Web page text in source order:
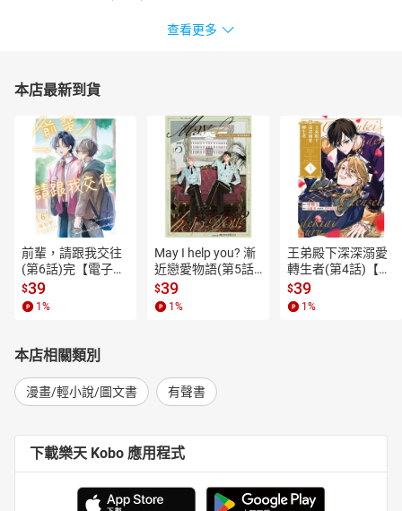
查看更多
本店最新到貨
前輩，請跟我交往
(第6話)完【電子
書】
$39
1 %
May I help you? 漸
近戀愛物語(第5話)
【電子書】
$39
1 %
王弟殿下深深溺愛
轉生者(第4話)【電
子書】
$39
1 %
本店相關類別
漫畫/輕小說/圖文書 有聲書
下載樂天 Kobo 應用程式